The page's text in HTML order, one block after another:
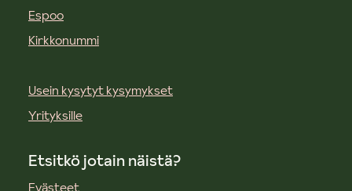
Espoo
Kirkkonummi
Usein kysytyt kysymykset
Yrityksille
Etsitkö jotain näistä?
Evästeet